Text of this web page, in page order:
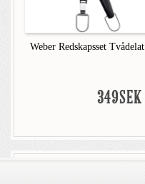
Weber Redskapsset Tvådelat
349SEK